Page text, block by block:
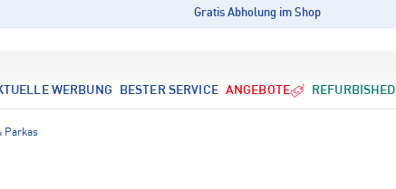
Gratis Abholung im Shop
WERBUNG BESTER SERVICE ANGEBOTE REFURBISHED
Parkas